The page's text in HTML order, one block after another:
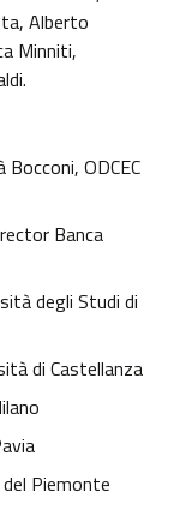
Alberto
Minniti,
ODCEC
Banca
degli Studi di
di Castellanza
Piemonte